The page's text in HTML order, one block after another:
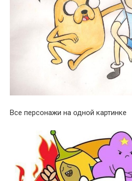
Все персонажи на одной картинке